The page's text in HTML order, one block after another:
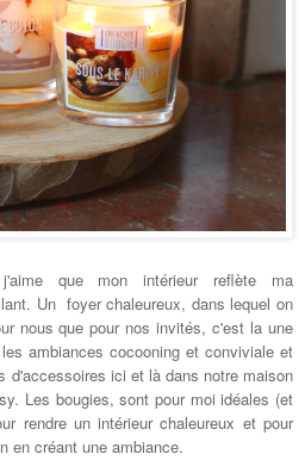
que mon intérieur reflète ma
Un foyer chaleureux, dans lequel on
nous que pour nos invités, c'est la une
ambiances cocooning et conviviale et
d'accessoires ici et là dans notre maison
Les bougies, sont pour moi idéales (et
rendre un intérieur chaleureux et pour
en créant une ambiance.